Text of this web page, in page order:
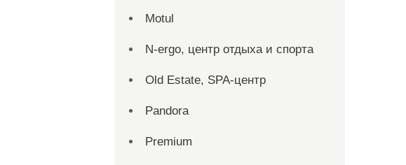
Motul
N-ergo, центр отдыха и спорта
Old Estate, SPA-центр
Pandora
Premium